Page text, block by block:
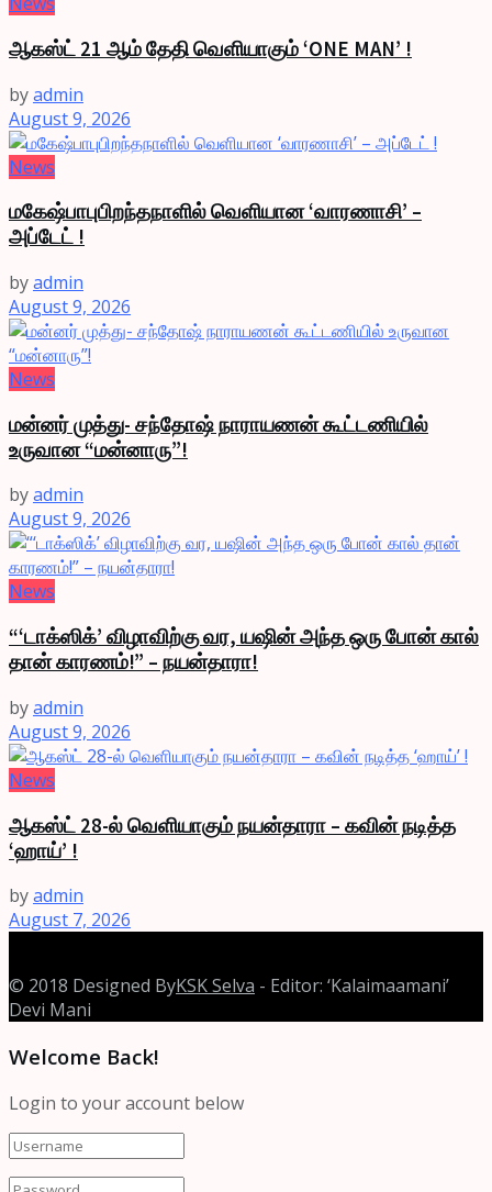
ஆகஸ்ட் 21 ஆம் தேதி வெளியாகும் ‘ONE MAN’ !
byadmin
August 9, 2026
News
மகேஷ்பாபுபிறந்தநாளில் வெளியான ‘வாரணாசி’ –
அப்டேட் !
byadmin
August 9, 2026
News
மன்னர் முத்து- சந்தோஷ் நாராயணன் கூட்டணியில்
உருவான “மன்னாரு”!
byadmin
August 9, 2026
News
“‘டாக்ஸிக்’ விழாவிற்கு வர, யஷின் அந்த ஒரு போன் கால்
தான் காரணம்!” – நயன்தாரா!
byadmin
August 9, 2026
News
ஆகஸ்ட் 28-ல் வெளியாகும் நயன்தாரா – கவின் நடித்த
‘ஹாய்’ !
byadmin
August 7, 2026
© 2018 Designed ByKSK Selva - Editor: ‘Kalaimaamani’
Devi Mani
Welcome Back!
Login to your account below